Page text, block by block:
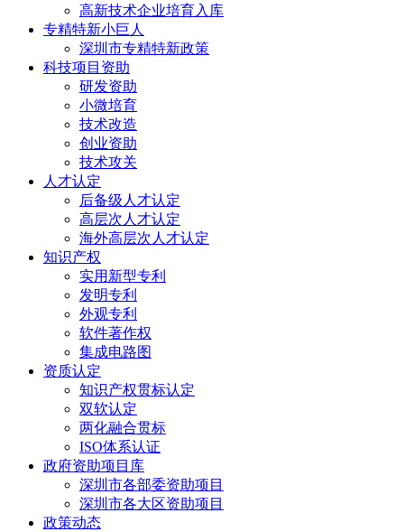
高新技术企业培育入库
专精特新小巨人
深圳市专精特新政策
科技项目资助
研发资助
小微培育
技术改造
创业资助
技术攻关
人才认定
后备级人才认定
高层次人才认定
海外高层次人才认定
知识产权
实用新型专利
发明专利
外观专利
软件著作权
集成电路图
资质认定
知识产权贯标认定
双软认定
两化融合贯标
ISO体系认证
政府资助项目库
深圳市各部委资助项目
深圳市各大区资助项目
政策动态